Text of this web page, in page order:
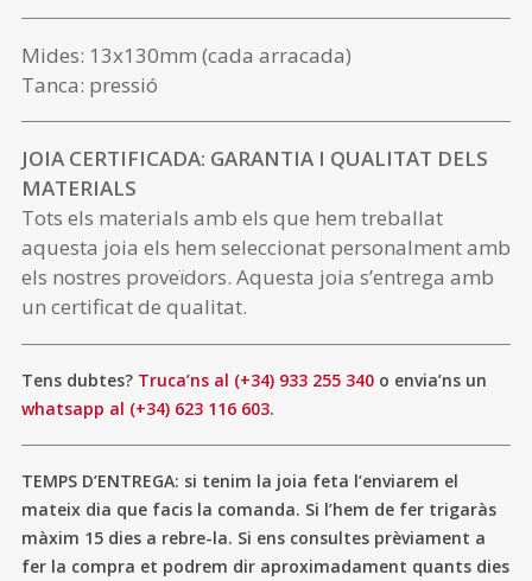
Mides: 13x130mm (cada arracada)
Tanca: pressió
JOIA CERTIFICADA: GARANTIA I QUALITAT DELS
MATERIALS
Tots els materials amb els que hem treballat
aquesta joia els hem seleccionat personalment amb
els nostres proveïdors. Aquesta joia s’entrega amb
un certificat de qualitat.
Tens dubtes? Truca’ns al (+34) 933 255 340 o envia’ns un
whatsapp al (+34) 623 116 603.
TEMPS D’ENTREGA: si tenim la joia feta l’enviarem el
mateix dia que facis la comanda. Si l’hem de fer trigaràs
màxim 15 dies a rebre-la. Si ens consultes prèviament a
fer la compra et podrem dir aproximadament quants dies